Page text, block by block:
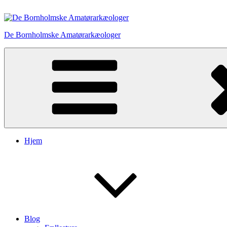
til
De Bornholmske Amatørarkæologer
Hjem
Blog